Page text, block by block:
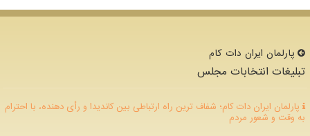
پارلمان ایران دات كام
تبلیغات انتخابات مجلس
پارلمان ایران دات کام؛ شفاف ترین راه ارتباطی بین کاندیدا و رأی دهنده، با احترام
به وقت و شعور مردم